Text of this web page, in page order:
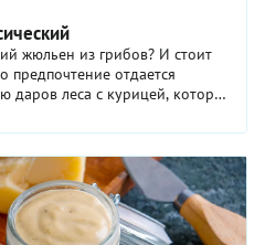
жюльен из грибов? И стоит
предпочтение отдается
даров леса с курицей, которое
Мы ...